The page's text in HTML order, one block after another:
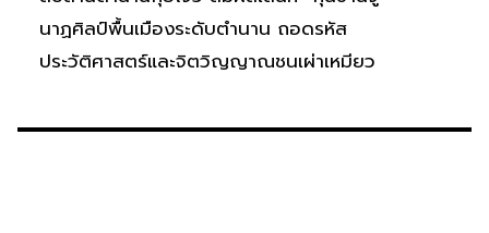
นาฏศิลป์พื้นเมืองระดับตำนาน ถอดรหัส
ประวัติศาสตร์และจิตวิญญาณชนเผ่าเหมียว